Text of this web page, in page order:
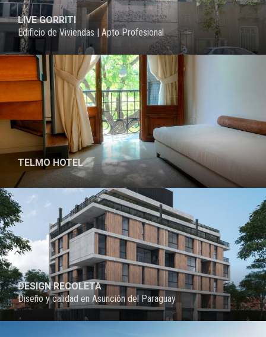
LIVE GORRITI
Edificio de Viviendas | Apto Profesional
PROYECTO
TELMO HOTEL
PROYECTO
DESIGN RECOLETA
Diseño y calidad en Asunción del Paraguay
PROYECTO